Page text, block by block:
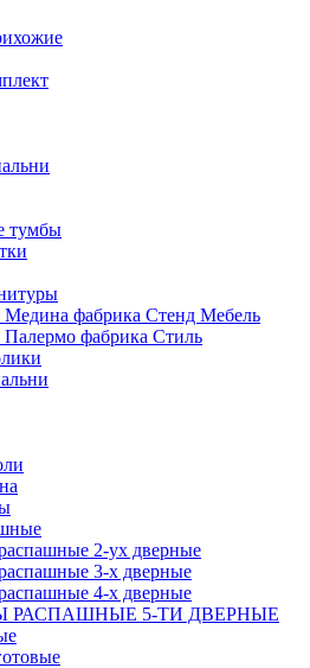
тумбы
Медина фабрика Стенд Мебель
Палермо фабрика Стиль
2-ух дверные
3-х дверные
4-х дверные
5-ТИ ДВЕРНЫЕ